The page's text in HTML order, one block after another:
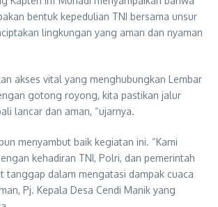
bentuk kepedulian TNI bersama unsur
lingkungan yang aman dan nyaman
akses vital yang menghubungkan Lembar
gotong royong, kita pastikan jalur
lancar dan aman, “ujarnya.
menyambut baik kegiatan ini. “Kami
kehadiran TNI, Polri, dan pemerintah
tanggap dalam mengatasi dampak cuaca
Pj. Kepala Desa Cendi Manik yang